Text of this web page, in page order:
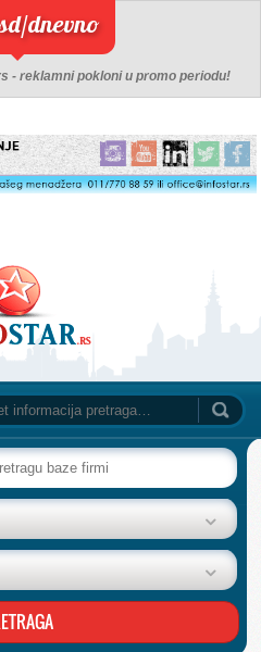
dnevno
- reklamni pokloni u promo periodu!